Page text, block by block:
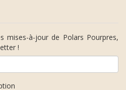
mises-à-jour de Polars Pourpres,
!